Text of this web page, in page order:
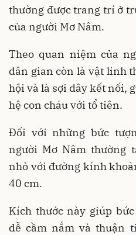
thường được trang trí ở
của người Mơ Nâm.
Theo quan niệm của
dân gian còn là vật linh
hội và là sợi dây kết nối,
hệ con cháu với tổ tiên.
Đối với những bức
người Mơ Nâm thường
nhỏ với đường kính
40 cm.
Kích thước này giúp
dễ cầm nắm và thuận